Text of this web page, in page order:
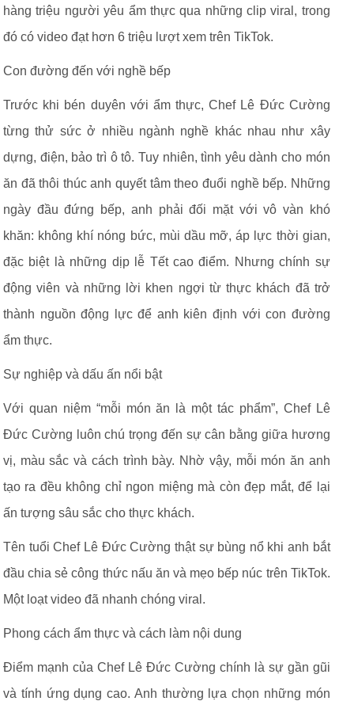
hàng triệu người yêu ẩm thực qua những clip viral, trong
đó có video đạt hơn 6 triệu lượt xem trên TikTok.
Con đường đến với nghề bếp
Trước khi bén duyên với ẩm thực, Chef Lê Đức Cường
từng thử sức ở nhiều ngành nghề khác nhau như xây
dựng, điện, bảo trì ô tô. Tuy nhiên, tình yêu dành cho món
ăn đã thôi thúc anh quyết tâm theo đuổi nghề bếp. Những
ngày đầu đứng bếp, anh phải đối mặt với vô vàn khó
khăn: không khí nóng bức, mùi dầu mỡ, áp lực thời gian,
đặc biệt là những dịp lễ Tết cao điểm. Nhưng chính sự
động viên và những lời khen ngợi từ thực khách đã trở
thành nguồn động lực để anh kiên định với con đường
ẩm thực.
Sự nghiệp và dấu ấn nổi bật
Với quan niệm “mỗi món ăn là một tác phẩm”, Chef Lê
Đức Cường luôn chú trọng đến sự cân bằng giữa hương
vị, màu sắc và cách trình bày. Nhờ vậy, mỗi món ăn anh
tạo ra đều không chỉ ngon miệng mà còn đẹp mắt, để lại
ấn tượng sâu sắc cho thực khách.
Tên tuổi Chef Lê Đức Cường thật sự bùng nổ khi anh bắt
đầu chia sẻ công thức nấu ăn và mẹo bếp núc trên TikTok.
Một loạt video đã nhanh chóng viral.
Phong cách ẩm thực và cách làm nội dung
Điểm mạnh của Chef Lê Đức Cường chính là sự gần gũi
và tính ứng dụng cao. Anh thường lựa chọn những món